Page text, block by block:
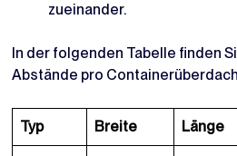
zueinander.
In der folgenden Tabelle finden
Abstände pro
Typ Breite Länge